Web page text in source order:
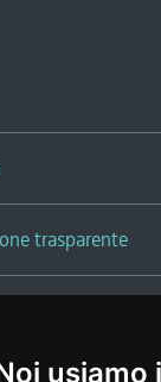
usiamo
trasparente